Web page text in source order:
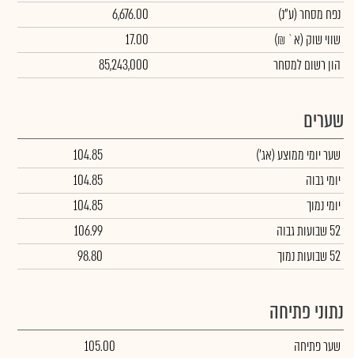
נפח מסחר(ע"נ)
6,676.00
שווי שוק (א` ₪)
17.00
הון רשום למסחר
85,243,000
שערים
שער יומי ממוצע(אג')
104.85
יומי גבוה
104.85
יומי נמוך
104.85
52 שבועות גבוה
106.99
52 שבועות נמוך
98.80
נתוני פתיחה
שער פתיחה
105.00